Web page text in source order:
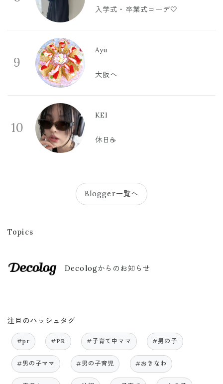
入学式・卒業式コーデ🤍
9
Ayu
大阪へ
10
KEI
休日☕️
Blogger一覧へ
Topics
Decologからのお知らせ
注目のハッシュタグ
#pr #PR #子育て中ママ #男の子
#男の子ママ #男の子育児 #おきなわ